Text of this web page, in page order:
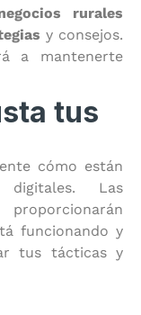
rurales
y consejos.
a mantenerte
tus
cómo están
digitales. Las
funcionando y
tus tácticas y